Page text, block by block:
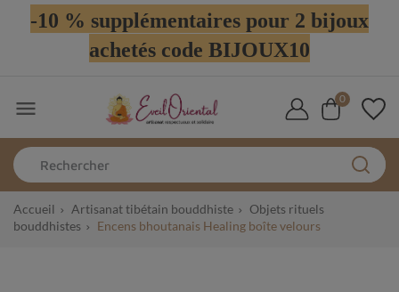
-10 % supplémentaires pour 2 bijoux
achetés code BIJOUX10
 0
Accueil Artisanat tibétain bouddhiste
Objets rituels
bouddhistes
Encens bhoutanais Healing boîte velours